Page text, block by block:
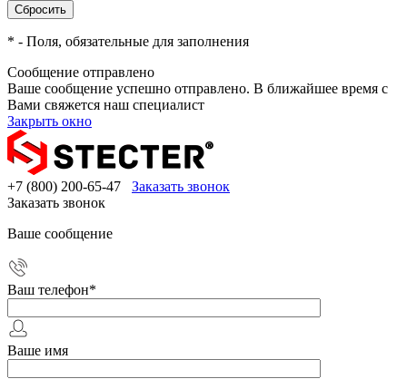
* - Поля, обязательные для заполнения
Сообщение отправлено
Ваше сообщение успешно отправлено. В ближайшее время с
Вами свяжется наш специалист
Закрыть окно
+7 (800) 200-65-47
Заказать звонок
Заказать звонок
Ваше сообщение
Ваш телефон*
Ваше имя